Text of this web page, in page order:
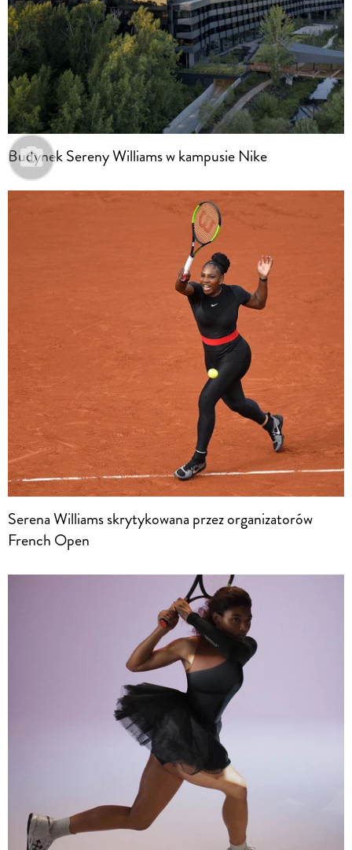
Budynek Sereny Williams w kampusie Nike
Serena Williams skrytykowana przez organizatorów
French Open